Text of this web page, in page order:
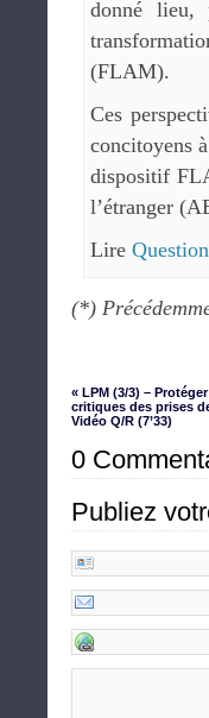
donné lieu,
(FLAM).
Ces
concitoyens
dispositif
l’étranger
Lire
(*)
« LPM (3/3) –
critiques des prises
Vidéo Q/R (7’33)
0
Publiez